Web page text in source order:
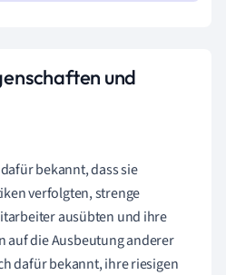
und
bekannt, dass sie
verfolgten, strenge
ausübten und ihre
auf die Ausbeutung anderer
dafür bekannt, ihre riesigen